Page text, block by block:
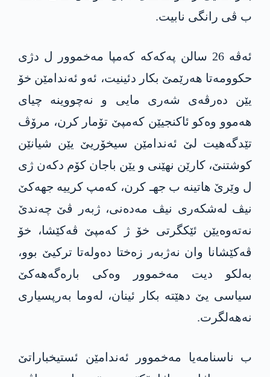
ب ڤی رانگی نابیت.
ئەڤە 26 سالن په‌كه‌كه‌ کەمپا مه‌خموور ل دژی
حكوومه‌تا ھەرێمێ بکار دئینیت، ئەو ئەندامێن خۆ
یێن دەرڤەی شەری مایی و نەچووینه‌ چیای
ھەموو وەکو ئاكنجیێن کەمپێ تۆمار كرن، مرۆڤ
تێدگەھیت لێ ئەندامێن سیخۆریێ یێن شیانێن
کوشتنێ، کارێن نھێنی و یێن باجان کۆم دکەن ژی
ل وێرێ ھاتینە ب جهـ کرن، کەمپ کرییە جهەکێ
نیڤ لەشکەری نیڤ مەدەنی، ژبەر ڤێ چەندێ
نه‌ته‌وه‌یێن ئێكگرتی خۆ ژ کەمپێ ڤەکێشا، خۆ
ڤەکێشانا وان نه‌ژبەر زەختا دەولەتا ترکیێ بوو،
به‌لكو دیت مه‌خموور وەکی بارەگەهەکێ
سیاسی یێ دهێته‌ بکار ئینان، له‌وما بەرپسیاری
نەهەلگرت.
ب ناسنامەیا مه‌خموور ئەندامێن ئستیخباراتێ